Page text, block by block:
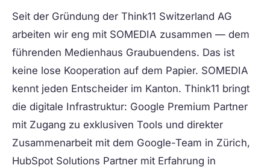
Seit der Gründung der Think11 Switzerland AG
arbeiten wir eng mit SOMEDIA zusammen — dem
führenden Medienhaus Graubuendens. Das ist
keine lose Kooperation auf dem Papier. SOMEDIA
kennt jeden Entscheider im Kanton. Think11 bringt
die digitale Infrastruktur: Google Premium Partner
mit Zugang zu exklusiven Tools und direkter
Zusammenarbeit mit dem Google-Team in Zürich,
HubSpot Solutions Partner mit Erfahrung in